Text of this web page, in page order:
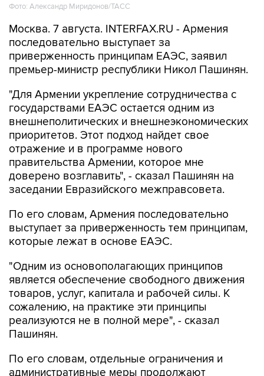
Фото: Александр Миридонов/ТАСС
Москва. 7 августа. INTERFAX.RU - Армения
последовательно выступает за
приверженность принципам ЕАЭС, заявил
премьер-министр республики Никол Пашинян.
"Для Армении укрепление сотрудничества с
государствами ЕАЭС остается одним из
внешнеполитических и внешнеэкономических
приоритетов. Этот подход найдет свое
отражение и в программе нового
правительства Армении, которое мне
доверено возглавить", - сказал Пашинян на
заседании Евразийского межправсовета.
По его словам, Армения последовательно
выступает за приверженность тем принципам,
которые лежат в основе ЕАЭС.
"Одним из основополагающих принципов
является обеспечение свободного движения
товаров, услуг, капитала и рабочей силы. К
сожалению, на практике эти принципы
реализуются не в полной мере", - сказал
Пашинян.
По его словам, отдельные ограничения и
административные меры продолжают